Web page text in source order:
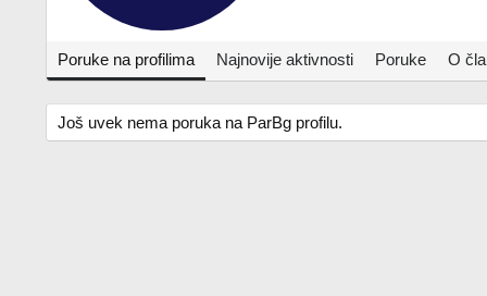
Poruke na profilima Najnovije aktivnosti Poruke O
Još uvek nema poruka na ParBg profilu.